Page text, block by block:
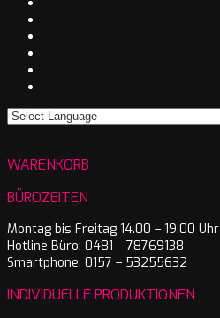
WARENKORB
BÜROZEITEN
Montag bis Freitag 14.00 – 19.00 Uhr
Hotline Büro: 0481 – 78769138
Smartphone: 0157 – 53255632
INDIVIDUELLE PRODUKTIONEN